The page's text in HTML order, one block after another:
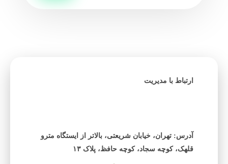
ارتباط با مدیریت
آدرس: تهران، خیابان شریعتی، بالاتر از ایستگاه مترو
قلهک، کوچه سجاد، کوچه حافظ، پلاک ۱۳